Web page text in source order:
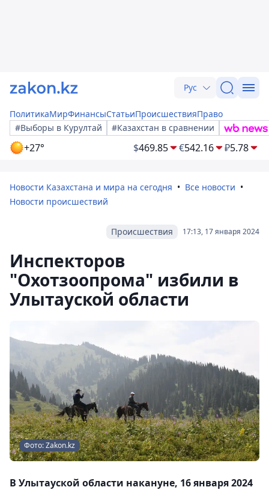
Рус
ПолитикаМирФинансыСтатьиПроисшествияПраво
#Выборы в Курултай
#Казахстан в сравнении
+27° $469.85 €542.16 ₽5.78
Новости Казахстана и мира на сегодня
Все новости
Новости происшествий
17:13, 17 января 2024
Происшествия
Инспекторов
"Охотзоопрома" избили в
Улытауской области
Фото: Zakon.kz
В Улытауской области накануне, 16 января 2024